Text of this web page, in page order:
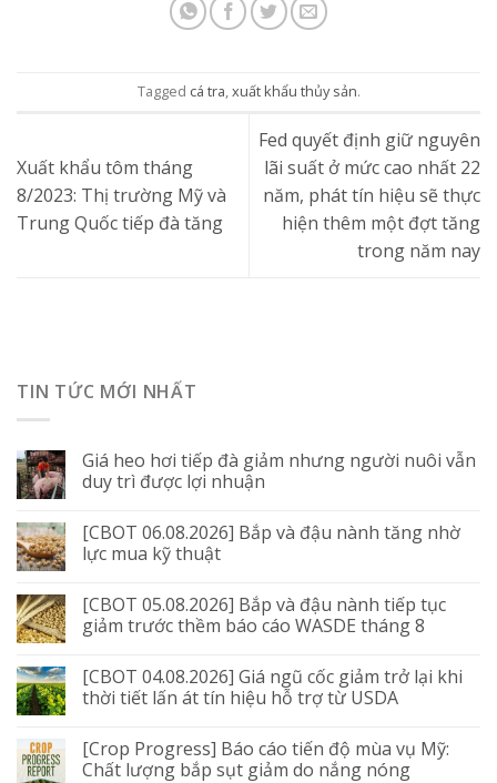
Tagged cá tra,xuất khẩu thủy sản.
Xuất khẩu tôm tháng
8/2023: Thị trường Mỹ và
Trung Quốc tiếp đà tăng
Fed quyết định giữ nguyên
lãi suất ở mức cao nhất 22
năm, phát tín hiệu sẽ thực
hiện thêm một đợt tăng
trong năm nay
TIN TỨC MỚI NHẤT
Giá heo hơi tiếp đà giảm nhưng người nuôi vẫn
duy trì được lợi nhuận
[CBOT 06.08.2026] Bắp và đậu nành tăng nhờ
lực mua kỹ thuật
[CBOT 05.08.2026] Bắp và đậu nành tiếp tục
giảm trước thềm báo cáo WASDE tháng 8
[CBOT 04.08.2026] Giá ngũ cốc giảm trở lại khi
thời tiết lấn át tín hiệu hỗ trợ từ USDA
[Crop Progress] Báo cáo tiến độ mùa vụ Mỹ:
Chất lượng bắp sụt giảm do nắng nóng